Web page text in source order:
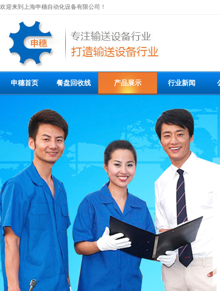
欢迎来到上海申穗自动化设备有限公司！
申穗首页 餐盘回收线 产品展示 行业新闻